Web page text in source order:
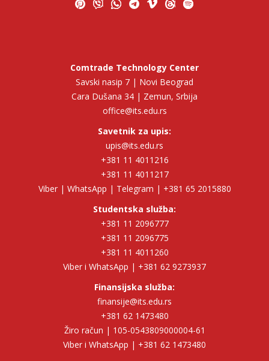
Comtrade Technology Center
Savski nasip 7 | Novi Beograd
Cara Dušana 34 | Zemun, Srbija
office@its.edu.rs
Savetnik za upis:
upis@its.edu.rs
+381 11 4011216
+381 11 4011217
Viber | WhatsApp | Telegram | +381 65 2015880
Studentska služba:
+381 11 2096777
+381 11 2096775
+381 11 4011260
Viber i WhatsApp | +381 62 9273937
Finansijska služba:
finansije@its.edu.rs
+381 62 1473480
Žiro račun | 105-0543809000004-61
Viber i WhatsApp | +381 62 1473480